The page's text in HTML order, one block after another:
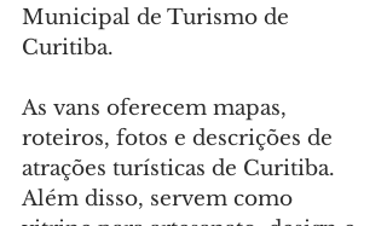
Municipal de Turismo de
Curitiba.
As vans oferecem mapas,
roteiros, fotos e descrições de
atrações turísticas de Curitiba.
Além disso, servem como